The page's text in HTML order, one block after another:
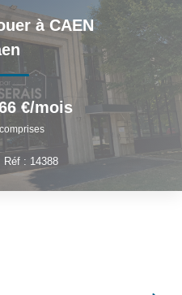
DE BIENS
à CAEN
€/mois
Réf : 14388